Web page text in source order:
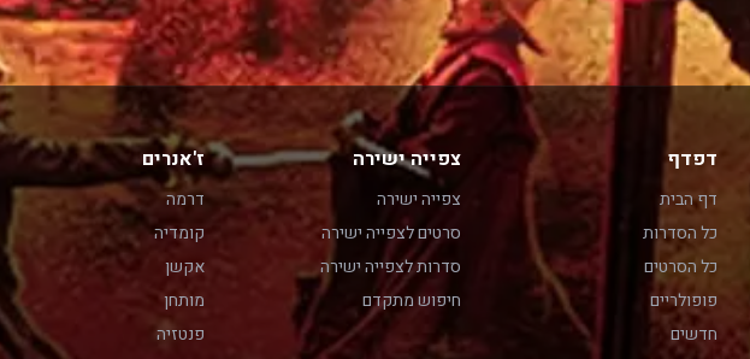
דפדף
דף הבית
כל הסדרות
כל הסרטים
פופולריים
חדשים
צפייה ישירה
צפייה ישירה
סרטים לצפייה ישירה
סדרות לצפייה ישירה
חיפוש מתקדם
ז'אנרים
דרמה
קומדיה
אקשן
מותחן
פנטזיה